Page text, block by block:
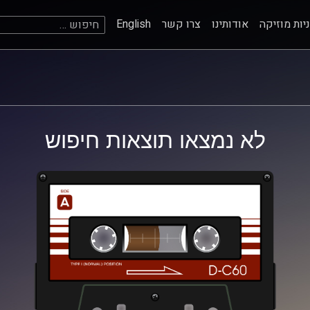
מוזיקה אודותינו צרו קשר English חיפוש:
לא נמצאו תוצאות חיפוש